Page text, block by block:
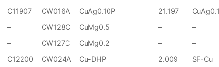
C11907
CW016A CuAg0.10P 21.197
–
CW128C CuMg0.5 –
–
–
CW127C CuMg0.2 –
–
C12200
CW024A Cu-DHP 2.009 SF-Cu